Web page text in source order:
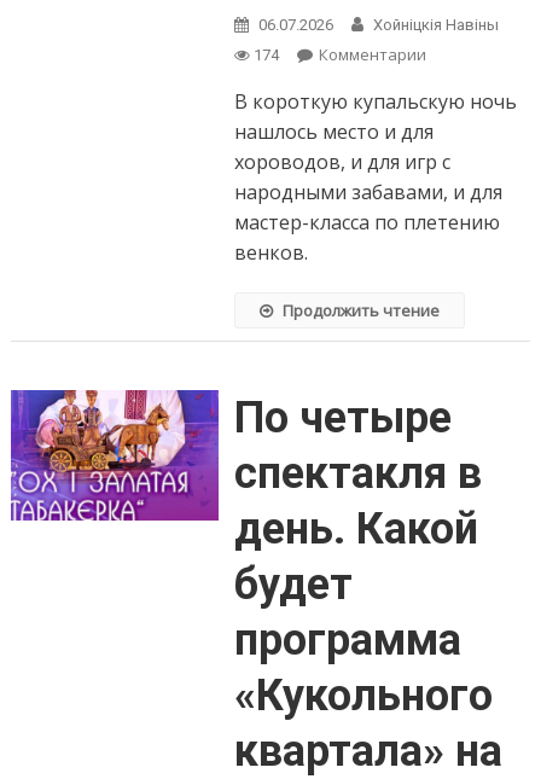
06.07.2026
Хойнiцкiя Навiны
174
Комментарииon
из
самых
летних
праздников
–
особым
размахом
Хойниках
на
водоёме
по
Лермонтова
В короткую купальскую ночь
нашлось место и для
хороводов, и для игр с
народными забавами, и для
мастер-класса по плетению
венков.
Продолжить чтение
По четыре
спектакля в
день. Какой
будет
программа
«Кукольного
квартала» на